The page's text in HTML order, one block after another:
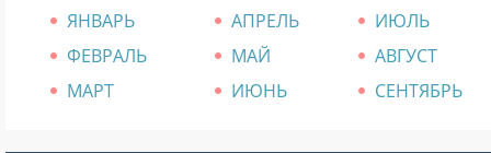
ЯНВАРЬ АПРЕЛЬ
ИЮЛЬ
ФЕВРАЛЬ
МАЙ
АВГУСТ
МАРТ
ИЮНЬ СЕНТЯБРЬ